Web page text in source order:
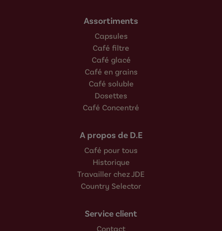
Assortiments
Capsules
Café filtre
Café glacé
Café en grains
Café soluble
Dosettes
Café Concentré
A propos de D.E
Café pour tous
Historique
Travailler chez JDE
Country Selector
Service client
Contact